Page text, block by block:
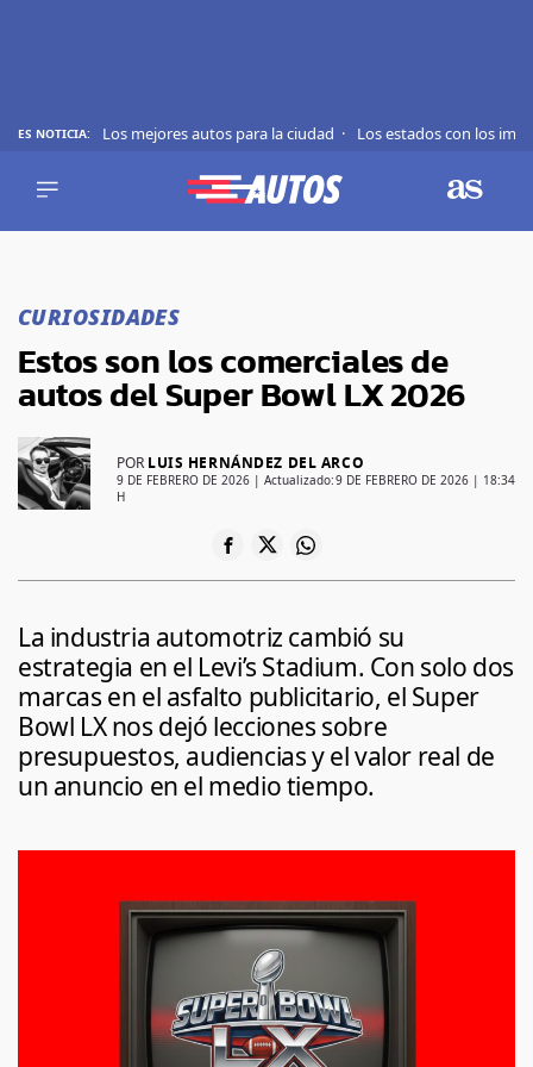
ES NOTICIA: Los mejores autos para la ciudad Los estados con los
REVIEWS
CURIOSIDADES
MARCAS
SÍGUENOS
CURIOSIDADES
Estos son los comerciales de
autos del Super Bowl LX 2026
POR LUIS HERNÁNDEZ DEL ARCO
9 DE FEBRERO DE 2026 | Actualizado: 9 DE FEBRERO DE 2026 | 18:34
H
La industria automotriz cambió su
estrategia en el Levi’s Stadium. Con solo dos
marcas en el asfalto publicitario, el Super
Bowl LX nos dejó lecciones sobre
presupuestos, audiencias y el valor real de
un anuncio en el medio tiempo.